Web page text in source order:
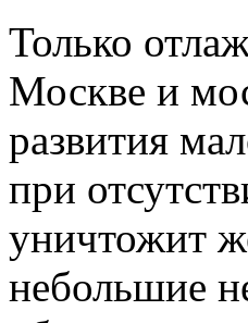
Только
Москве и
развития
при
уничтожит
небольшие